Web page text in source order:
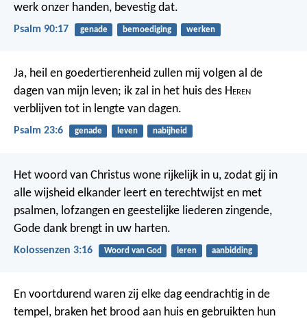
werk onzer handen, bevestig dat.
Psalm 90:17 genade bemoediging werken
Ja, heil en goedertierenheid zullen mij volgen al de
dagen van mijn leven; ik zal in het huis des Heren
verblijven tot in lengte van dagen.
Psalm 23:6 genade leven nabijheid
Het woord van Christus wone rijkelijk in u, zodat gij in
alle wijsheid elkander leert en terechtwijst en met
psalmen, lofzangen en geestelijke liederen zingende,
Gode dank brengt in uw harten.
Kolossenzen 3:16 Woord van God leren aanbidding
En voortdurend waren zij elke dag eendrachtig in de
tempel, braken het brood aan huis en gebruikten hun